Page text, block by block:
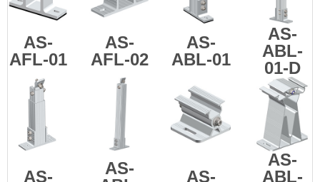
AS-
AFL-01
AS-
AFL-02
AS-
ABL-01
AS-
ABL-
01-D
AS-
AS-
AS-
AS-
ABL-